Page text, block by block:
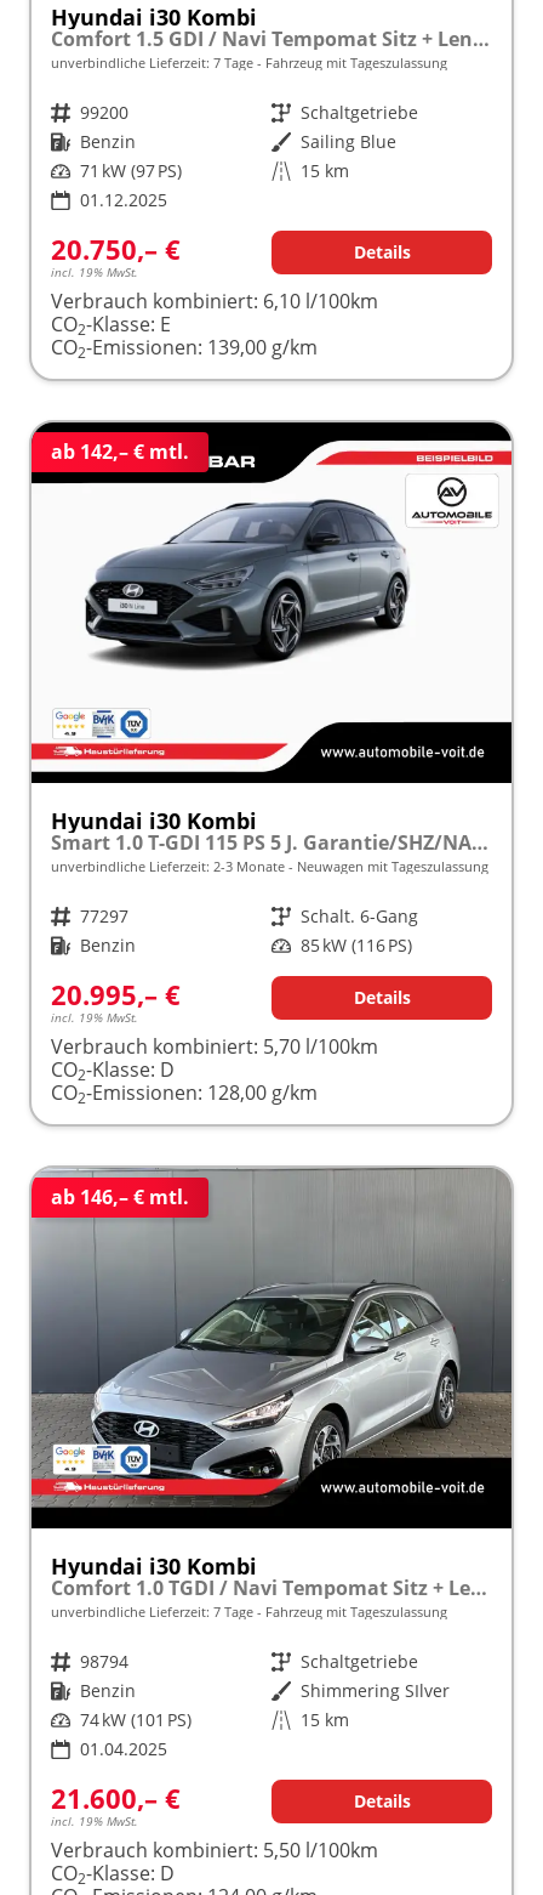
Hyundai i30 Kombi
Comfort 1.5 GDI / Navi Tempomat Sitz + Lenkradheizung LED Alu 16''
unverbindliche Lieferzeit: 7 Tage Fahrzeug mit Tageszulassung
Fahrzeugnr. 99200 Getriebe Schaltgetriebe
Kraftstoff Benzin Außenfarbe Sailing Blue
Leistung 71 kW (97 PS) Kilometerstand 15 km
01.12.2025
20.750,– €
incl. 19% MwSt.
Details
Verbrauch kombiniert: 6,10 l/100km
CO2-Klasse: E
CO2-Emissionen: 139,00 g/km
ab 142,– € mtl.
Hyundai i30 Kombi
Smart 1.0 T-GDI 115 PS 5 J. Garantie/SHZ/NAVI 10,25"/LED-Scheinwerfer/Parksensoren vo. + hi./Rückfahrkamera/Tempomat
unverbindliche Lieferzeit: 2-3 Monate Neuwagen mit Tageszulassung
Fahrzeugnr. 77297 Getriebe Schalt. 6-Gang
Kraftstoff Benzin Leistung 85 kW (116 PS)
20.995,– €
incl. 19% MwSt.
Details
Verbrauch kombiniert: 5,70 l/100km
CO2-Klasse: D
CO2-Emissionen: 128,00 g/km
ab 146,– € mtl.
Hyundai i30 Kombi
Comfort 1.0 TGDI / Navi Tempomat Sitz + Lenkradheizung LED Alu 16''
unverbindliche Lieferzeit: 7 Tage Fahrzeug mit Tageszulassung
Fahrzeugnr. 98794 Getriebe Schaltgetriebe
Kraftstoff Benzin Außenfarbe Shimmering SIlver
Leistung 74 kW (101 PS) Kilometerstand 15 km
01.04.2025
21.600,– €
incl. 19% MwSt.
Details
Verbrauch kombiniert: 5,50 l/100km
CO2-Klasse: D